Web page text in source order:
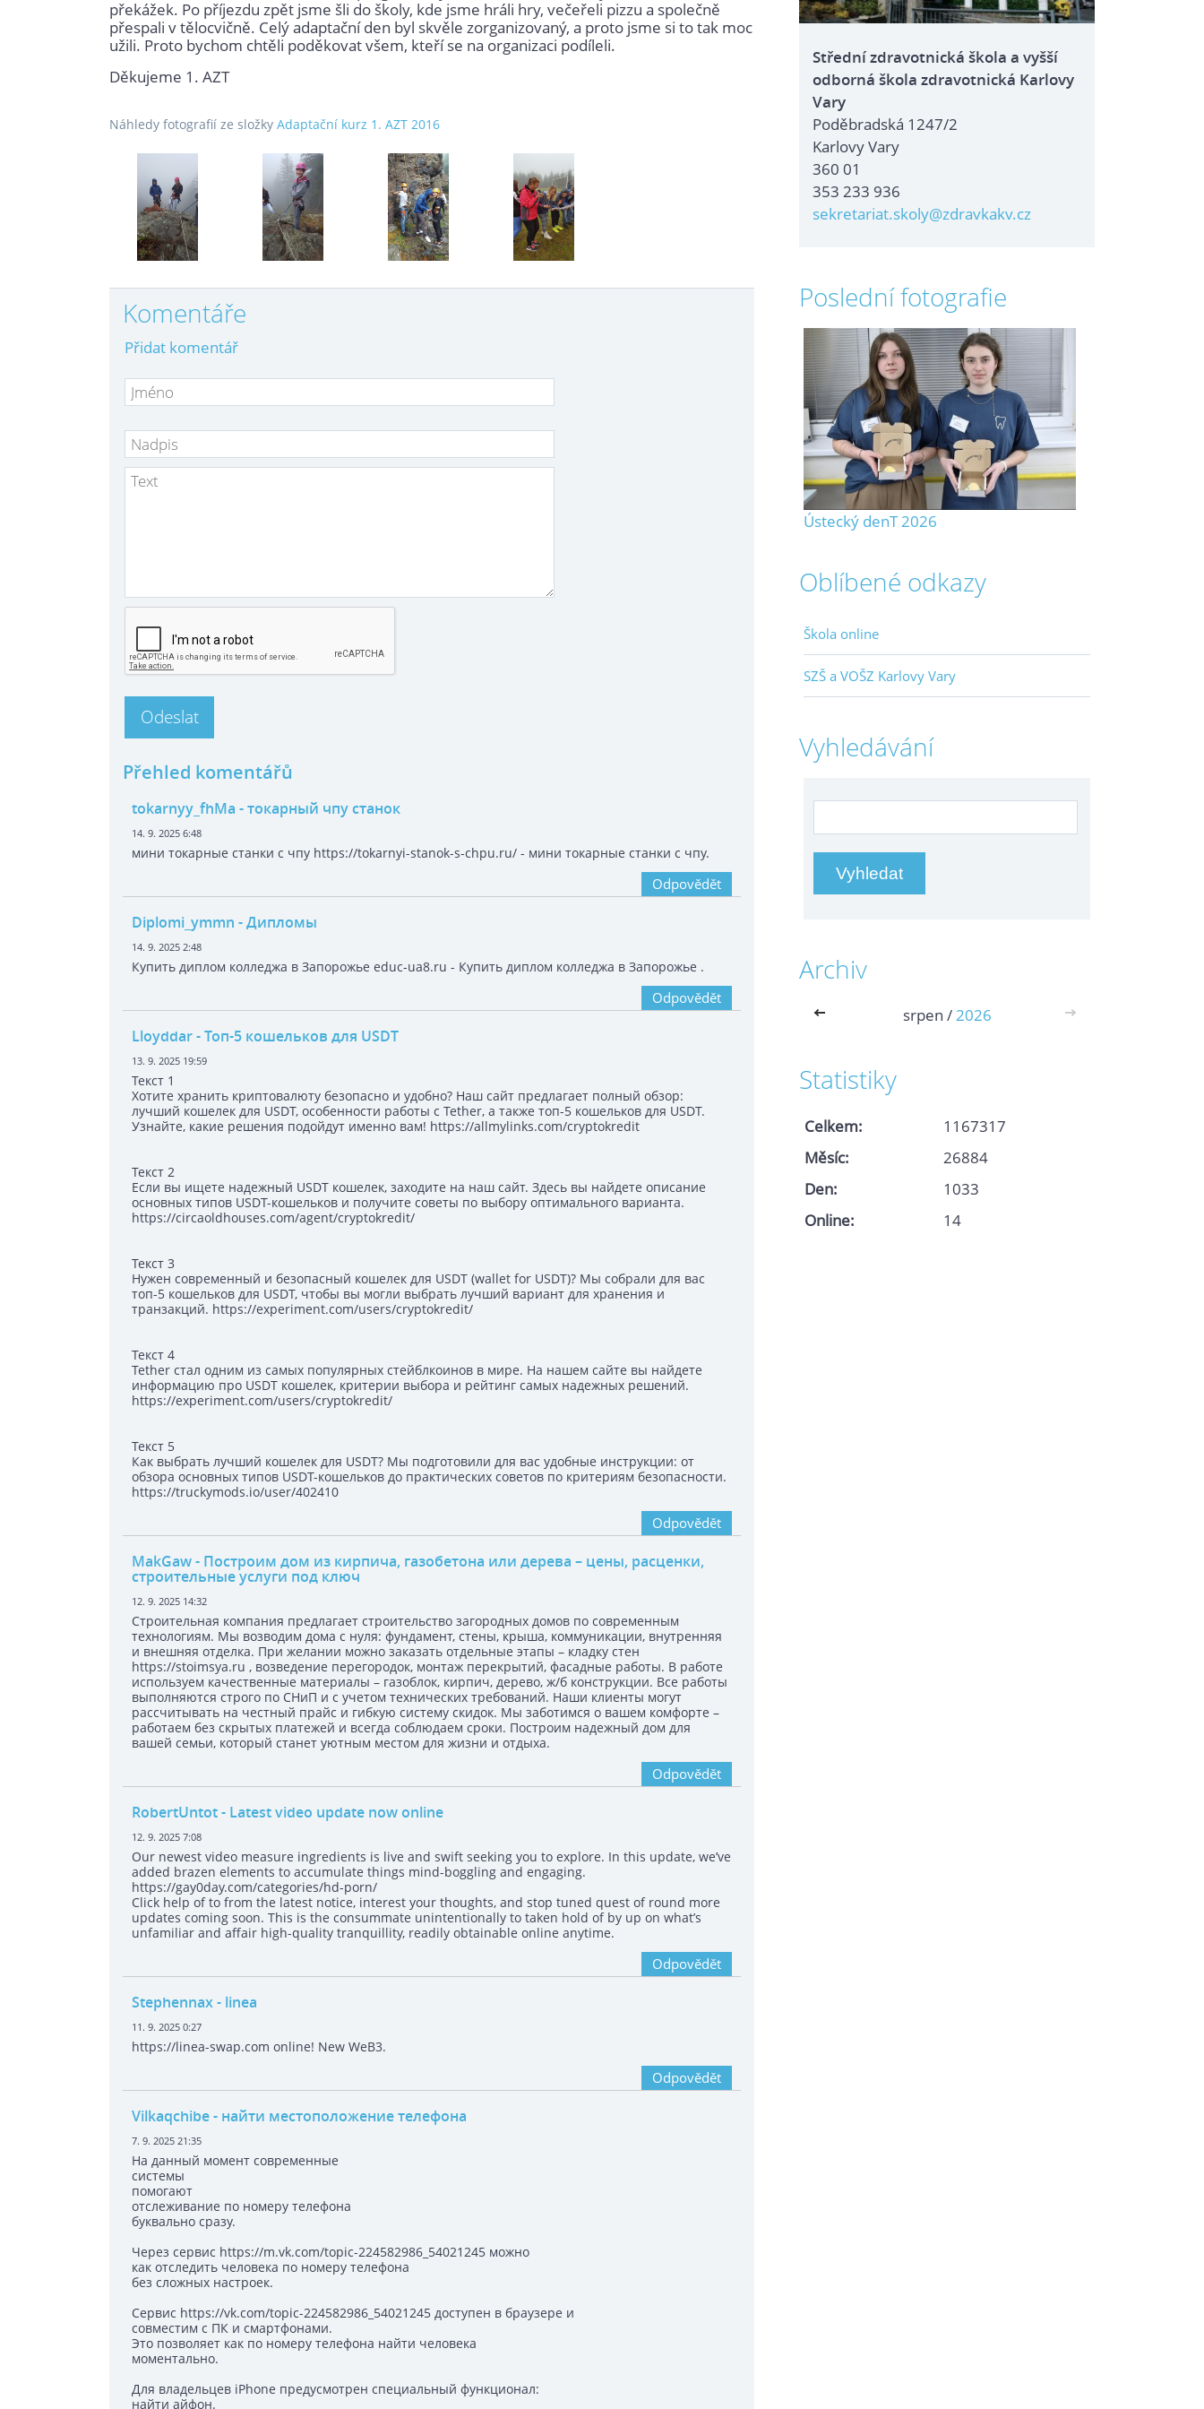
překážek. Po příjezdu zpět jsme šli do školy, kde jsme hráli hry, večeřeli pizzu a společně
přespali v tělocvičně. Celý adaptační den byl skvěle zorganizovaný, a proto jsme si to tak moc
užili. Proto bychom chtěli poděkovat všem, kteří se na organizaci podíleli.
Děkujeme 1. AZT
Náhledy fotografií ze složky Adaptační kurz 1. AZT 2016
Komentáře
Přidat komentář
Přehled komentářů
tokarnyy_fhMa - токарный чпу станок
14. 9. 2025 6:48
мини токарные станки с чпу https://tokarnyi-stanok-s-chpu.ru/ - мини токарные станки с чпу.
Odpovědět
Diplomi_ymmn - Дипломы
14. 9. 2025 2:48
Купить диплом колледжа в Запорожье educ-ua8.ru - Купить диплом колледжа в Запорожье .
Odpovědět
Lloyddar- Топ-5 кошельков для USDT
13. 9. 2025 19:59
Текст 1
Хотите хранить криптовалюту безопасно и удобно? Наш сайт предлагает полный обзор:
лучший кошелек для USDT, особенности работы с Tether, а также топ-5 кошельков для USDT.
Узнайте, какие решения подойдут именно вам! https://allmylinks.com/cryptokredit
Текст 2
Если вы ищете надежный USDT кошелек, заходите на наш сайт. Здесь вы найдете описание
основных типов USDT-кошельков и получите советы по выбору оптимального варианта.
https://circaoldhouses.com/agent/cryptokredit/
Текст 3
Нужен современный и безопасный кошелек для USDT (wallet for USDT)? Мы собрали для вас
топ-5 кошельков для USDT, чтобы вы могли выбрать лучший вариант для хранения и
транзакций. https://experiment.com/users/cryptokredit/
Текст 4
Tether стал одним из самых популярных стейблкоинов в мире. На нашем сайте вы найдете
информацию про USDT кошелек, критерии выбора и рейтинг самых надежных решений.
https://experiment.com/users/cryptokredit/
Текст 5
Как выбрать лучший кошелек для USDT? Мы подготовили для вас удобные инструкции: от
обзора основных типов USDT-кошельков до практических советов по критериям безопасности.
https://truckymods.io/user/402410
Odpovědět
MakGaw- Построим дом из кирпича, газобетона или дерева – цены, расценки,
строительные услуги под ключ
12. 9. 2025 14:32
Строительная компания предлагает строительство загородных домов по современным
технологиям. Мы возводим дома с нуля: фундамент, стены, крыша, коммуникации, внутренняя
и внешняя отделка. При желании можно заказать отдельные этапы – кладку стен
https://stoimsya.ru , возведение перегородок, монтаж перекрытий, фасадные работы. В работе
используем качественные материалы – газоблок, кирпич, дерево, ж/б конструкции. Все работы
выполняются строго по СНиП и с учетом технических требований. Наши клиенты могут
рассчитывать на честный прайс и гибкую систему скидок. Мы заботимся о вашем комфорте –
работаем без скрытых платежей и всегда соблюдаем сроки. Построим надежный дом для
вашей семьи, который станет уютным местом для жизни и отдыха.
Odpovědět
RobertUntot- Latest video update now online
12. 9. 2025 7:08
Our newest video measure ingredients is live and swift seeking you to explore. In this update, we’ve
added brazen elements to accumulate things mind-boggling and engaging.
https://gay0day.com/categories/hd-porn/
Click help of to from the latest notice, interest your thoughts, and stop tuned quest of round more
updates coming soon. This is the consummate unintentionally to taken hold of by up on what’s
unfamiliar and affair high-quality tranquillity, readily obtainable online anytime.
Odpovědět
Stephennax- linea
11. 9. 2025 0:27
https://linea-swap.com online! New WeB3.
Odpovědět
Vilkaqchibe- найти местоположение телефона
7. 9. 2025 21:35
На данный момент современные
системы
помогают
отслеживание по номеру телефона
буквально сразу.
Через сервис https://m.vk.com/topic-224582986_54021245 можно
как отследить человека по номеру телефона
без сложных настроек.
Сервис https://vk.com/topic-224582986_54021245 доступен в браузере и
совместим с ПК и смартфонами.
Это позволяет как по номеру телефона найти человека
моментально.
Для владельцев iPhone предусмотрен специальный функционал:
найти айфон.
Střední zdravotnická škola a vyšší
odborná škola zdravotnická Karlovy
Vary
Poděbradská 1247/2
Karlovy Vary
360 01
353 233 936
sekretariat.skoly@zdravkakv.cz
Poslední fotografie
Ústecký denT 2026
Oblíbené odkazy
Škola online
SZŠ a VOŠZ Karlovy Vary
Vyhledávání
Archiv
<< srpen /2026 >>
Statistiky
Online: 14
Celkem:
1167317
Měsíc:
26884
Den:
1033